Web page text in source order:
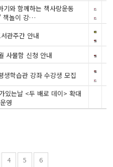
기와 함께하는 책사랑운동
책놀이 강…
관주간 안내
사물함 신청 안내
생학습관 강좌 수강생 모집
있는날 <두 배로 데이> 확대
운영
4 5 6